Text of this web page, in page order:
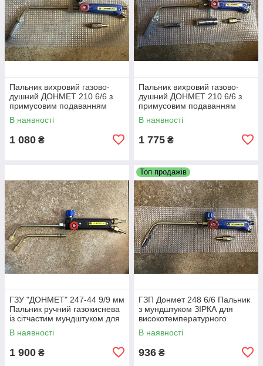
Пальник вихровий газово-
душний ДОНМЕТ 210 6/6 з
примусовим подаванням
повітря для паяння та
підігрівання
В наявності
1 080 ₴
Пальник вихровий газово-
душний ДОНМЕТ 210 6/6 з
примусовим подаванням
повітря для паяння та
підігрівання
В наявності
1 775 ₴
ГЗУ "ДОНМЕТ" 247-44 9/9 мм
Пальник ручний газокиснева
із сітчастим мундштуком для
високотемпературного
паяння
В наявності
1 900 ₴
Топ продажів
ГЗП Донмет 248 6/6 Пальник
з мундштуком ЗІРКА для
високотемпературного
паяння пропаном, типу ГЗП
В наявності
936 ₴